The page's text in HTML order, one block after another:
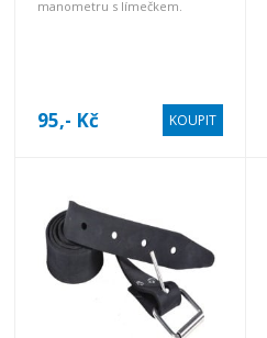
manometru s límečkem.
95,- Kč KOUPIT